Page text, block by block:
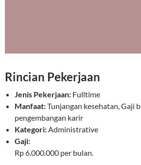
Rincian Pekerjaan
Jenis Pekerjaan: Fulltime
Manfaat:Tunjangan kesehatan, Gaji
pengembangan karir
Kategori:Administrative
Gaji:
Rp 6.000.000 per bulan.